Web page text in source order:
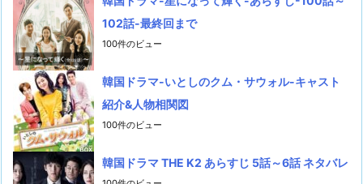
102話-最終回まで
100件のビュー
韓国ドラマ-いとしのクム・サウォル-キャスト
紹介&人物相関図
100件のビュー
韓国ドラマ THE K2 あらすじ 5話～6話 ネタバレ